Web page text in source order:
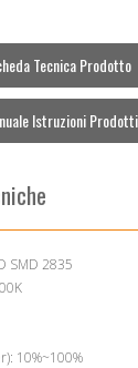
Tecnica Prodotto
Istruzioni Prodotti
SMD 2835
10%~100%